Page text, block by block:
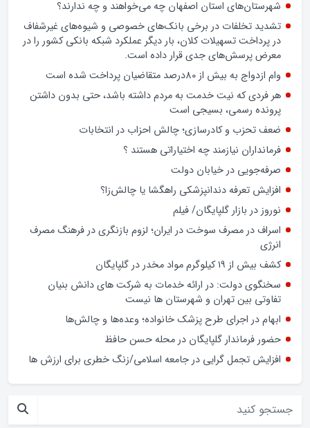
اخبار شهرستان
شهرستان‌های استان اصفهان چه می‌خواهند و چه ندارند؟
تشدید تخلفات در برخی بانک‌های خصوصی و شیوه‌های غیرشفاف
در پرداخت تسهیلات کلان، بار دیگر عملکرد شبکه بانکی کشور را در
معرض پرسش‌های جدی قرار داده است.
وام ازدواج به بیش از 80درصد متقاضیان پرداخت شده است
هر فردی که نیت خدمت به مردم داشته باشد، حتی بدون داشتن
پرونده رسمی، بسیجی است
ضعف تحزب و کادرسازی؛ چالش احزاب در انتخابات
فرمانداران نیازمند چه اختیاراتی هستند ؟
صرفه‌جویی در خیابان دولت
افزایش تعرفه دندانپزشکی راهگشا یا چالش‌زا؟
نوروز در بازار گلپایگان/ فیلم
اسراف در مصرف سوخت در ایران؛ لزوم بازنگری در فرهنگ مصرف
انرژی
کشف بیش از ۱۹ کیلوگرم مواد مخدر در گلپایگان
سخنگوی دولت: در ارائه خدمات به شرکت های دانش بنیان
تفاوتی بین تهران و شهرستان ها نیست
افزایش تجمل گرایی در جامعه اسلامی/زنگ خطری برای ارزش ها